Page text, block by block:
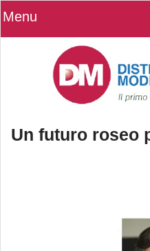
Menu
Un futuro roseo